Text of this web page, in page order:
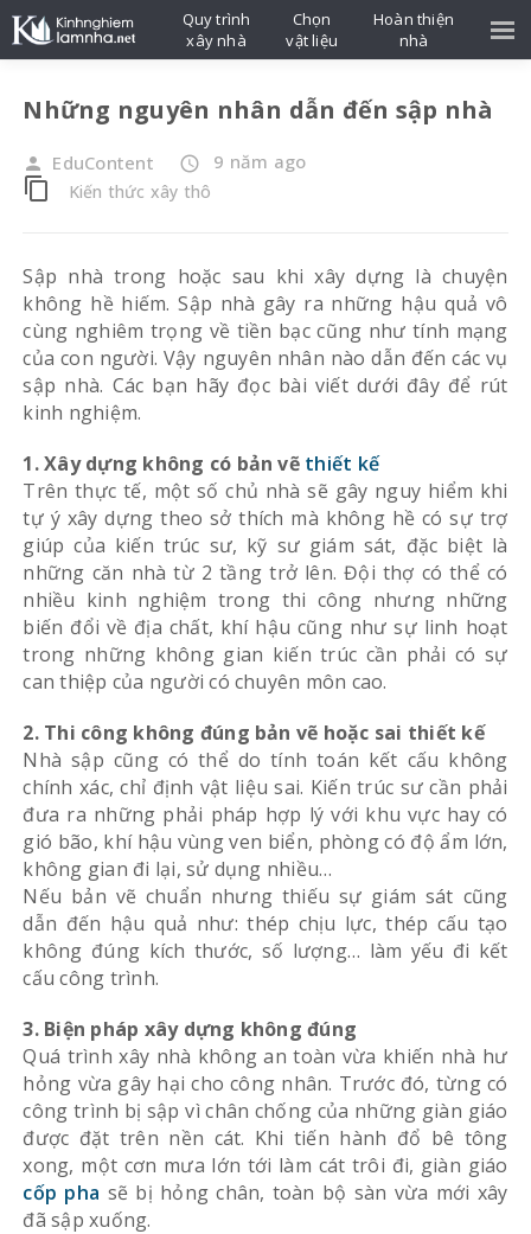
Những nguyên nhân dẫn đến sập nhà
person EduContent access_time 9 năm ago
content_copy Kiến thức xây thô
Sập nhà trong hoặc sau khi xây dựng là chuyện
không hề hiếm. Sập nhà gây ra những hậu quả vô
cùng nghiêm trọng về tiền bạc cũng như tính mạng
của con người. Vậy nguyên nhân nào dẫn đến các vụ
sập nhà. Các bạn hãy đọc bài viết dưới đây để rút
kinh nghiệm.
1. Xây dựng không có bản vẽ thiết kế
Trên thực tế, một số chủ nhà sẽ gây nguy hiểm khi
tự ý xây dựng theo sở thích mà không hề có sự trợ
giúp của kiến trúc sư, kỹ sư giám sát, đặc biệt là
những căn nhà từ 2 tầng trở lên. Đội thợ có thể có
nhiều kinh nghiệm trong thi công nhưng những
biến đổi về địa chất, khí hậu cũng như sự linh hoạt
trong những không gian kiến trúc cần phải có sự
can thiệp của người có chuyên môn cao.
2. Thi công không đúng bản vẽ hoặc sai thiết kế
Nhà sập cũng có thể do tính toán kết cấu không
chính xác, chỉ định vật liệu sai. Kiến trúc sư cần phải
đưa ra những phải pháp hợp lý với khu vực hay có
gió bão, khí hậu vùng ven biển, phòng có độ ẩm lớn,
không gian đi lại, sử dụng nhiều…
Nếu bản vẽ chuẩn nhưng thiếu sự giám sát cũng
dẫn đến hậu quả như: thép chịu lực, thép cấu tạo
không đúng kích thước, số lượng… làm yếu đi kết
cấu công trình.
3. Biện pháp xây dựng không đúng
Quá trình xây nhà không an toàn vừa khiến nhà hư
hỏng vừa gây hại cho công nhân. Trước đó, từng có
công trình bị sập vì chân chống của những giàn giáo
được đặt trên nền cát. Khi tiến hành đổ bê tông
xong, một cơn mưa lớn tới làm cát trôi đi, giàn giáo
cốp pha sẽ bị hỏng chân, toàn bộ sàn vừa mới xây
đã sập xuống.
Quy trình
xây nhà
Chọn
vật liệu
Hoàn thiện
nhà